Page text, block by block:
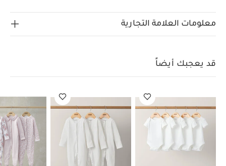
Cool tumble dry Cool iron
Do not dry
عضوي بلون أبيض - 5 قطع
طقم بيجامة بطبعات مائية، 3 قطع
معلومات العلامة التجارية
قد يعجبك أيضاً